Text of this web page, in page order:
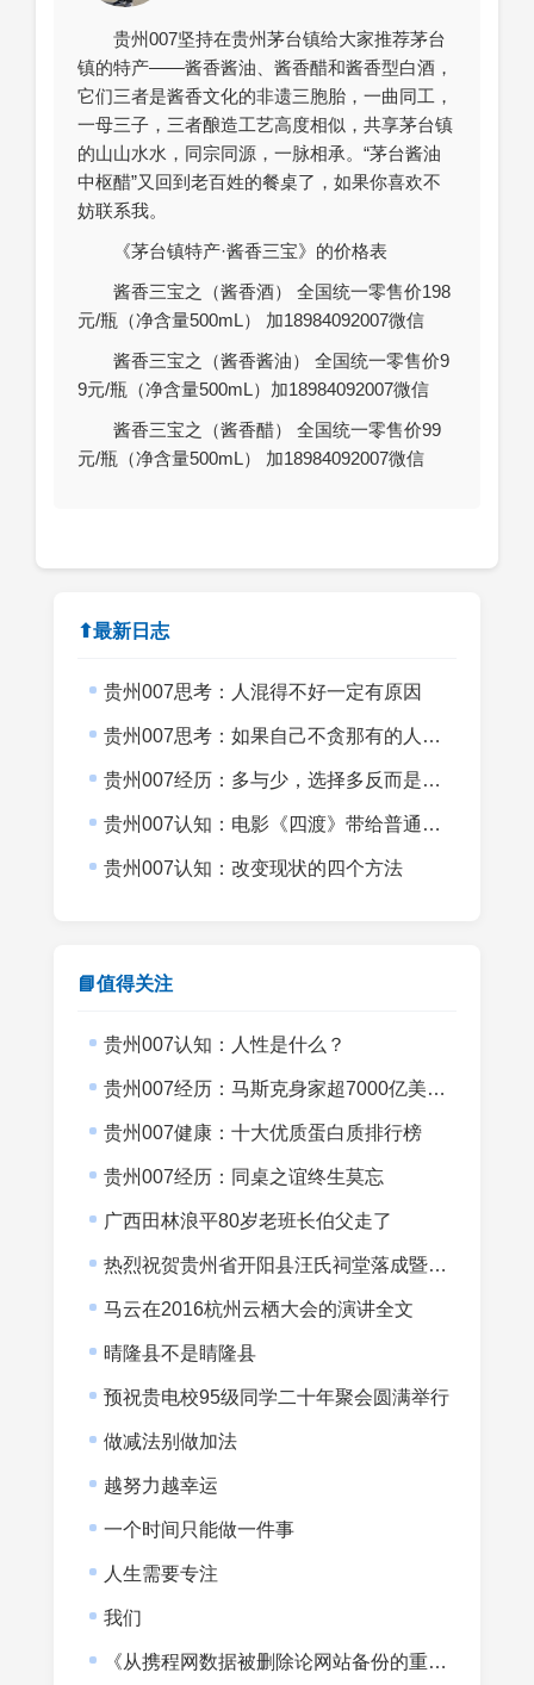
贵州007坚持在贵州茅台镇给大家推荐茅台
镇的特产——酱香酱油、酱香醋和酱香型白酒，
它们三者是酱香文化的非遗三胞胎，一曲同工，
一母三子，三者酿造工艺高度相似，共享茅台镇
的山山水水，同宗同源，一脉相承。“茅台酱油
中枢醋”又回到老百姓的餐桌了，如果你喜欢不
妨联系我。
《茅台镇特产·酱香三宝》的价格表
酱香三宝之（酱香酒） 全国统一零售价198
元/瓶（净含量500mL） 加18984092007微信
酱香三宝之（酱香酱油） 全国统一零售价9
9元/瓶（净含量500mL）加18984092007微信
酱香三宝之（酱香醋） 全国统一零售价99
元/瓶（净含量500mL） 加18984092007微信
⬆最新日志
贵州007思考：人混得不好一定有原因
贵州007思考：如果自己不贪那有的人生意义会不会更上一层楼？
贵州007经历：多与少，选择多反而是目标小
贵州007认知：电影《四渡》带给普通创业者的启发
贵州007认知：改变现状的四个方法
📘值得关注
贵州007认知：人性是什么？
贵州007经历：马斯克身家超7000亿美元而007没有半间书房
贵州007健康：十大优质蛋白质排行榜
贵州007经历：同桌之谊终生莫忘
广西田林浪平80岁老班长伯父走了
热烈祝贺贵州省开阳县汪氏祠堂落成暨宗亲会成立
马云在2016杭州云栖大会的演讲全文
晴隆县不是睛隆县
预祝贵电校95级同学二十年聚会圆满举行
做减法别做加法
越努力越幸运
一个时间只能做一件事
人生需要专注
我们
《从携程网数据被删除论网站备份的重要性》